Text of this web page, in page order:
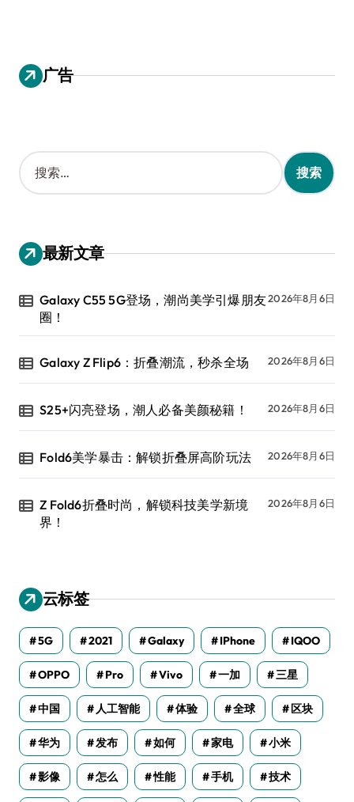
广告
搜
索
：
最新文章
Galaxy C55 5G登场，潮尚美学引爆朋友
圈！
2026年8月6日
Galaxy Z Flip6：折叠潮流，秒杀全场 2026年8月6日
S25+闪亮登场，潮人必备美颜秘籍！ 2026年8月6日
Fold6美学暴击：解锁折叠屏高阶玩法 2026年8月6日
Z Fold6折叠时尚，解锁科技美学新境
界！
2026年8月6日
云标签
5G 2021 Galaxy IPhone IQOO
OPPO Pro Vivo 一加 三星
中国 人工智能 体验 全球 区块
华为 发布 如何 家电 小米
影像 怎么 性能 手机 技术